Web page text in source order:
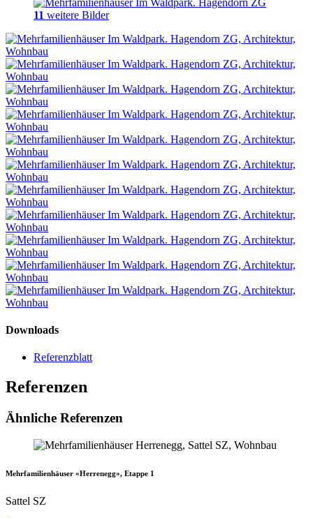
11 weitere Bilder
Downloads
Referenzblatt
Referenzen
Ähnliche Referenzen
Mehrfamilienhäuser «Herrenegg», Etappe 1
Sattel SZ